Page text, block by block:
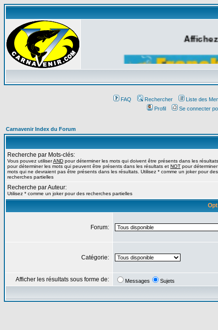
FAQ Rechercher
Liste des
Profil
Se connecter
Carnavenir Index du Forum
Recherche par Mots-clés:
Vous pouvez utiliserAND pour déterminer les mots qui doivent être présents dans les
pour déterminer les mots qui peuvent être présents dans les résultats et NOT pour
mots qui ne devraient pas être présents dans les résultats. Utilisez * comme un joker pour des
recherches partielles
Recherche par Auteur:
Utilisez * comme un joker pour des recherches partielles
Forum:
Catégorie:
Afficher les résultats sous forme de: Messages Sujets